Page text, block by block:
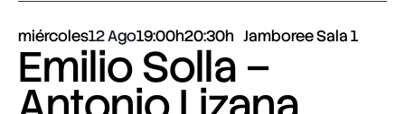
miércoles12 Ago19:00h20:30h Jamboree Sala 1
Emilio Solla –